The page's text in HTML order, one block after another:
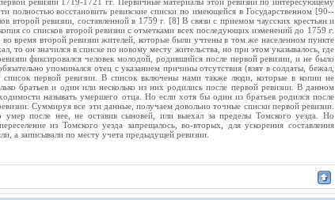
полностью восстановить ревизские списки по имеющейся в Государственном [90--
второй ревизии, составленной в 1759 г. [8] В связи с приемом чаусских крестьян и
со списков второй ревизии с отметками всех последующих изменений до 1759 г.
время второй ревизии жителей, которые были учтены в том же населенном пункте
то он значился в списке по новому месту жительства, но при этом указывалось, где
фиксировался человек молодой, родившийся после первой ревизии, и не было
упоминался отец с указанием причины отсутствия (взят в солдаты, бежал,
первой ревизии. В список включены нами также люди, которые в копии не
братьев и один или несколько из них родились после первой ревизии. В данном
называть умершего отца. Но если хотя бы один из братьев родился после
Суммируя все эти данные, получаем довольно точные списки первой ревизии.
после нее, не оставив сыновей, или выехал за пределы Томского уезда. Но
из Томского уезда запрещалось, во-вторых, для ускорения составления
а записывали по месту учета предыдущей ревизии.